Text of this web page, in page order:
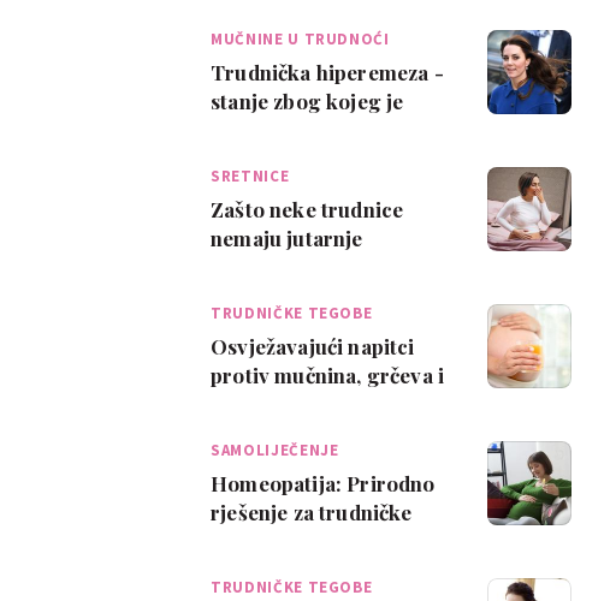
MUČNINE U TRUDNOĆI
Trudnička hiperemeza -
stanje zbog kojeg je
SRETNICE
Zašto neke trudnice
nemaju jutarnje
TRUDNIČKE TEGOBE
Osvježavajući napitci
protiv mučnina, grčeva i
SAMOLIJEČENJE
Homeopatija: Prirodno
rješenje za trudničke
TRUDNIČKE TEGOBE